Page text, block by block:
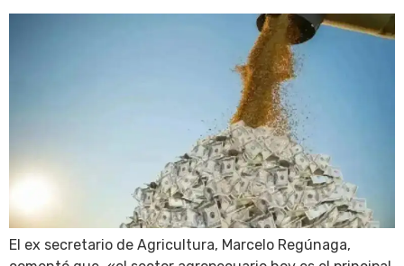
El ex secretario de Agricultura, Marcelo Regúnaga,